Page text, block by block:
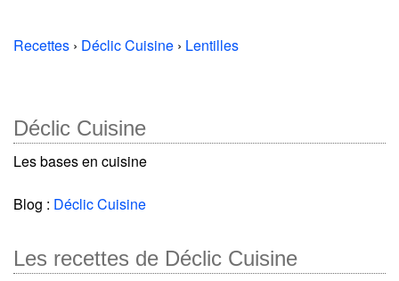
Recettes › Déclic Cuisine › Lentilles
Déclic Cuisine
Les bases en cuisine
Blog : Déclic Cuisine
Les recettes de Déclic Cuisine